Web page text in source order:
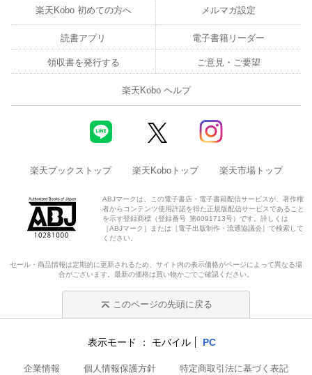
楽天Kobo 初めての方へ メルマガ設定
読書アプリ 電子書籍リーダー
領収書を発行する ご意見・ご要望
楽天Kobo ヘルプ
楽天ブックストップ 楽天Koboトップ 楽天市場トップ
ABJマークは、この電子書店・電子書籍配信サービスが、著作権
者からコンテンツ使用許諾を得た正規版配信サービスであること
を示す登録商標（登録番号 第6091713号）です。詳しくは
［ABJマーク］または［電子出版制作・流通協議会］で検索して
ください。
セール・商品情報は定期的に更新されるため、サイト内の表示価格がページによって異なる場
合がございます。最新の価格は買い物かごでご確認ください。
このページの先頭に戻る
表示モード モバイル PC
企業情報 個人情報保護方針 特定商取引法に基づく表記